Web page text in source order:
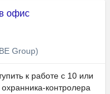
офис
Group)
к работе с 10 или
контролера